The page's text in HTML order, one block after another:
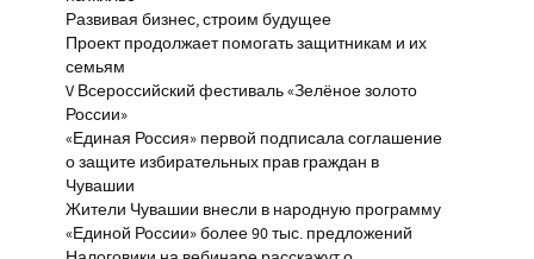
Развивая бизнес, строим будущее
Проект продолжает помогать защитникам и их
семьям
V Всероссийский фестиваль «Зелёное золото
России»
«Единая Россия» первой подписала соглашение
о защите избирательных прав граждан в
Чувашии
Жители Чувашии внесли в народную программу
«Единой России» более 90 тыс. предложений